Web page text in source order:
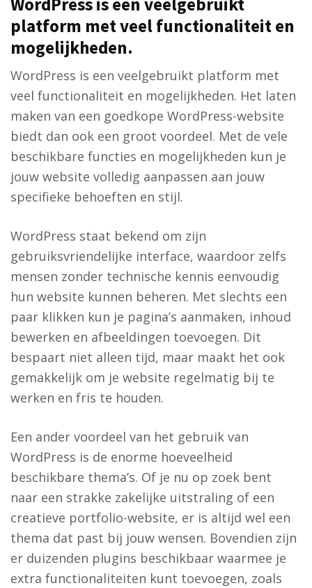
platform met veel functionaliteit en
mogelijkheden.
WordPress is een veelgebruikt platform met
veel functionaliteit en mogelijkheden. Het laten
maken van een goedkope WordPress-website
biedt dan ook een groot voordeel. Met de vele
beschikbare functies en mogelijkheden kun je
jouw website volledig aanpassen aan jouw
specifieke behoeften en stijl.
WordPress staat bekend om zijn
gebruiksvriendelijke interface, waardoor zelfs
mensen zonder technische kennis eenvoudig
hun website kunnen beheren. Met slechts een
paar klikken kun je pagina’s aanmaken, inhoud
bewerken en afbeeldingen toevoegen. Dit
bespaart niet alleen tijd, maar maakt het ook
gemakkelijk om je website regelmatig bij te
werken en fris te houden.
Een ander voordeel van het gebruik van
WordPress is de enorme hoeveelheid
beschikbare thema’s. Of je nu op zoek bent
naar een strakke zakelijke uitstraling of een
creatieve portfolio-website, er is altijd wel een
thema dat past bij jouw wensen. Bovendien zijn
er duizenden plugins beschikbaar waarmee je
extra functionaliteiten kunt toevoegen, zoals